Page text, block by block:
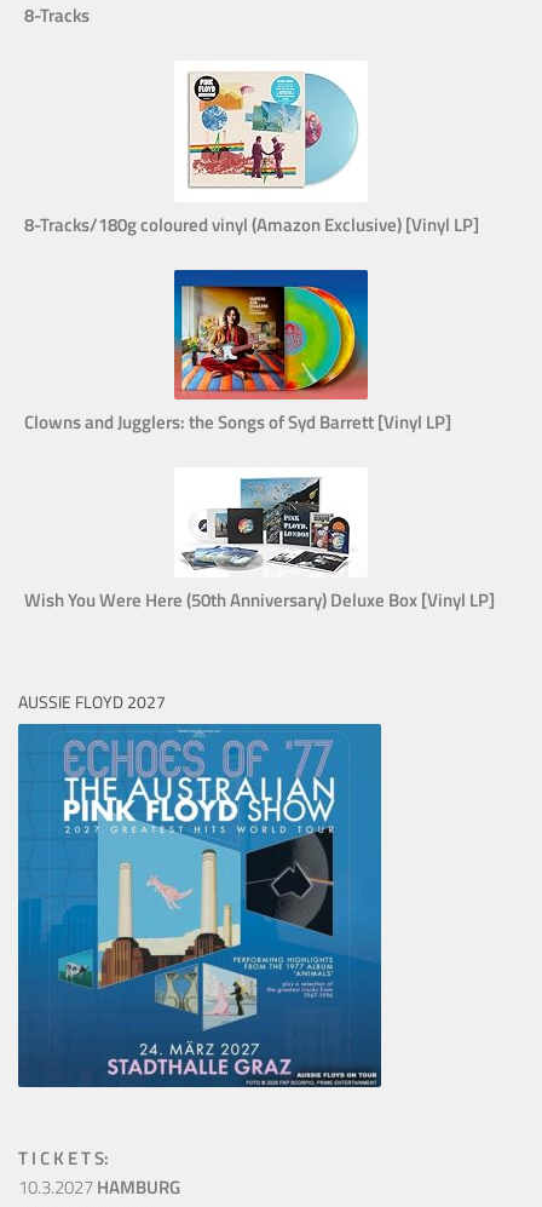
8-Tracks
8-Tracks/180g coloured vinyl (Amazon Exclusive) [Vinyl LP]
Clowns and Jugglers: the Songs of Syd Barrett [Vinyl LP]
Wish You Were Here (50th Anniversary) Deluxe Box [Vinyl LP]
AUSSIE FLOYD 2027
T I C K E T S:
10.3.2027HAMBURG